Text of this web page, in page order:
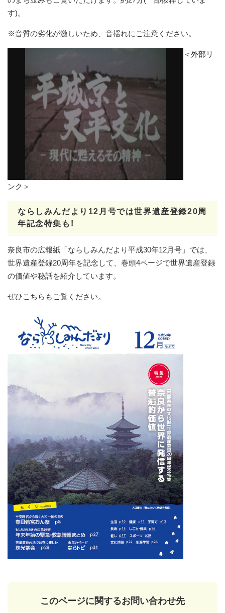
す)。
※音質の劣化が激しいため、音揺れにご注意ください。
＜外部リ
ンク＞
ならしみんだより12月号では世界遺産登録20周
年記念特集も!
奈良市の広報紙「ならしみんだより平成30年12月号」では、
世界遺産登録20周年を記念して、巻頭4ページで世界遺産登録
の価値や秘話を紹介しています。
ぜひこちらもご覧ください。
このページに関するお問い合わせ先